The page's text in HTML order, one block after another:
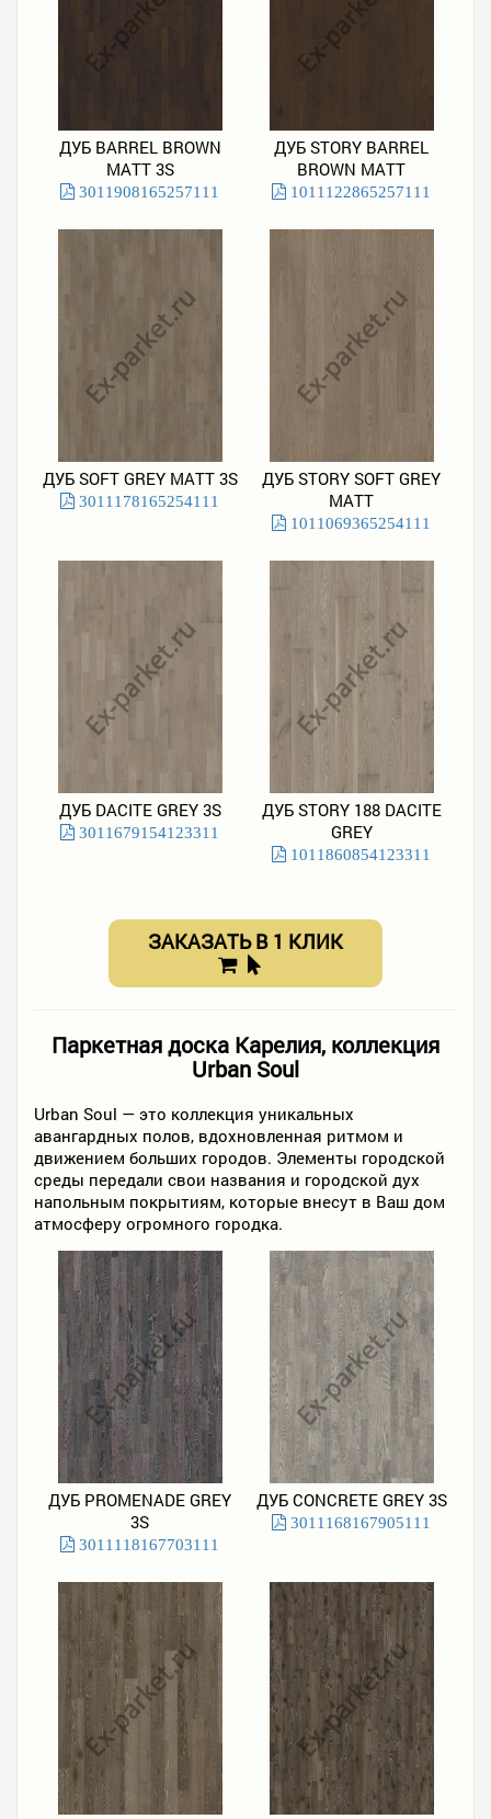
ДУБ BARREL BROWN
MATT 3S
3011908165257111
ДУБ STORY BARREL
BROWN MATT
1011122865257111
ДУБ SOFT GREY MATT 3S
3011178165254111
ДУБ STORY SOFT GREY
MATT
1011069365254111
ДУБ DACITE GREY 3S
3011679154123311
ДУБ STORY 188 DACITE
GREY
1011860854123311
ЗАКАЗАТЬ В 1 КЛИК
Паркетная доска Карелия, коллекция
Urban Soul
Urban Soul — это коллекция уникальных
авангардных полов, вдохновленная ритмом и
движением больших городов. Элементы городской
среды передали свои названия и городской дух
напольным покрытиям, которые внесут в Ваш дом
атмосферу огромного городка.
ДУБ PROMENADE GREY
3S
3011118167703111
ДУБ CONCRETE GREY 3S
3011168167905111